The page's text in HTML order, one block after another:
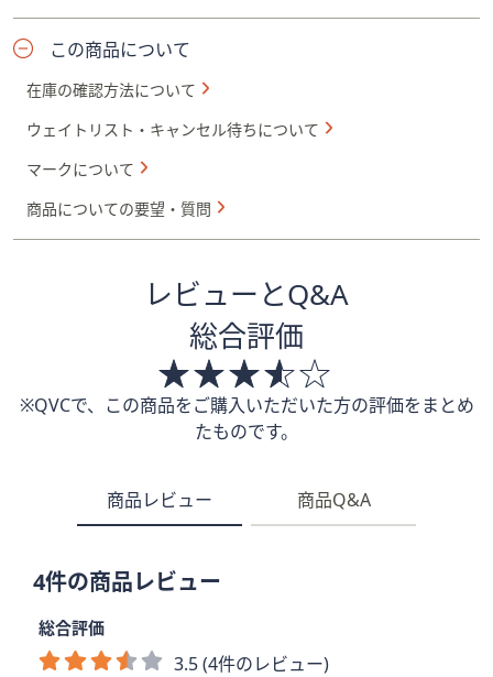
この商品について
在庫の確認方法について
ウェイトリスト・キャンセル待ちについて
マークについて
商品についての要望・質問
レビューとQ&A
総合評価
※QVCで、この商品をご購入いただいた方の評価をまとめ
たものです。
商品レビュー 商品Q&A
4件の商品レビュー
総合評価
3.5 (4件のレビュー)